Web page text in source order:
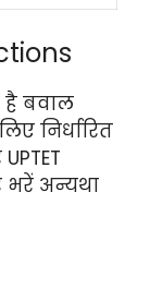
है बवाल
निर्धारित
भरें अन्यथा